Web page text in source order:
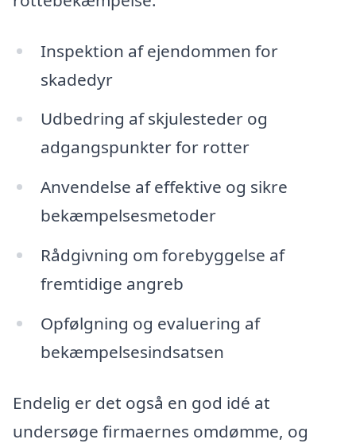
Inspektion af ejendommen for
skadedyr
Udbedring af skjulesteder og
adgangspunkter for rotter
Anvendelse af effektive og sikre
bekæmpelsesmetoder
Rådgivning om forebyggelse af
fremtidige angreb
Opfølgning og evaluering af
bekæmpelsesindsatsen
Endelig er det også en god idé at
undersøge firmaernes omdømme, og